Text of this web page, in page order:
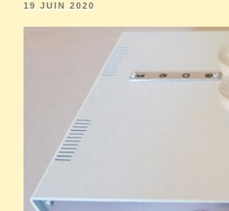
19 JUIN 2020